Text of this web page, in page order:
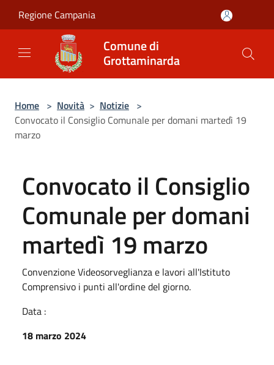
Regione Campania
Comune di
Grottaminarda
Home > Novità > Notizie >
Convocato il Consiglio Comunale per domani martedì 19
marzo
Convocato il Consiglio
Comunale per domani
martedì 19 marzo
Convenzione Videosorveglianza e lavori all'Istituto
Comprensivo i punti all'ordine del giorno.
Data :
18 marzo 2024